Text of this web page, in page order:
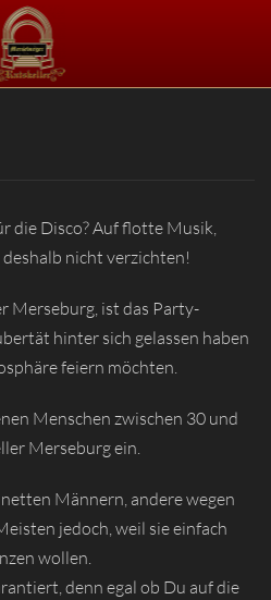
die Disco? Auf flotte Musik,
deshalb nicht verzichten!
Merseburg, ist das Party-
hinter sich gelassen haben
feiern möchten.
Menschen zwischen 30 und
Merseburg ein.
Männern, andere wegen
jedoch, weil sie einfach
wollen.
denn egal ob Du auf die